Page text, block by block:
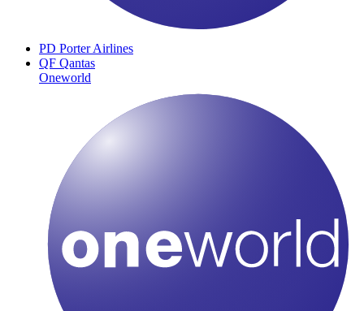
PD Porter Airlines
QF Qantas
Oneworld